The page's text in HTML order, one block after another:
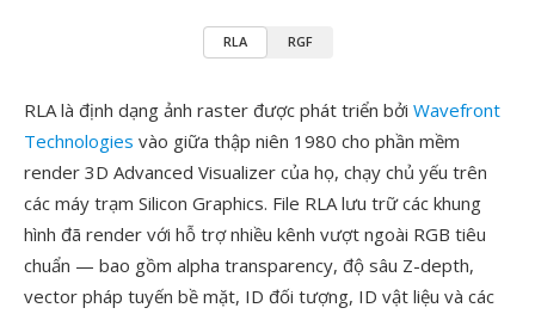
RLA RGF
RLA là định dạng ảnh raster được phát triển bởi Wavefront
Technologies vào giữa thập niên 1980 cho phần mềm
render 3D Advanced Visualizer của họ, chạy chủ yếu trên
các máy trạm Silicon Graphics. File RLA lưu trữ các khung
hình đã render với hỗ trợ nhiều kênh vượt ngoài RGB tiêu
chuẩn — bao gồm alpha transparency, độ sâu Z-depth,
vector pháp tuyến bề mặt, ID đối tượng, ID vật liệu và các